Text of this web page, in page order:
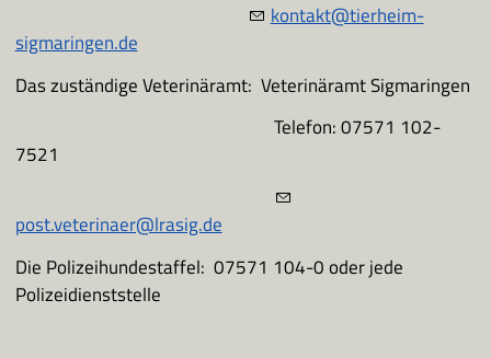
kontakt@tierheim-
sigmaringen.de
Das zuständige Veterinäramt: Veterinäramt Sigmaringen
Telefon: 07571 102-
7521
post.veterinaer@lrasig.de
Die Polizeihundestaffel: 07571 104-0 oder jede
Polizeidienststelle